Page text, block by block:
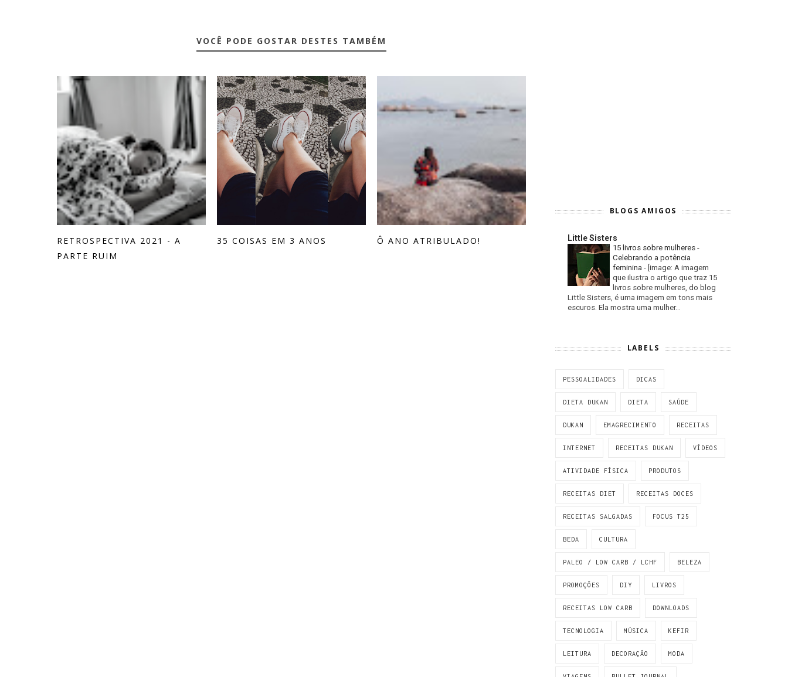
VOCÊ PODE GOSTAR DESTES TAMBÉM
RETROSPECTIVA 2021 - A
PARTE RUIM
35 COISAS EM 3 ANOS Ô ANO ATRIBULADO!
BLOGS AMIGOS
Little Sisters
15 livros sobre mulheres -
Celebrando a potência
feminina - [image: A imagem
que ilustra o artigo que traz 15
livros sobre mulheres, do blog
Little Sisters, é uma imagem em tons mais
escuros. Ela mostra uma mulher...
LABELS
PESSOALIDADES DICAS
DIETA DUKAN DIETA SAÚDE
DUKAN EMAGRECIMENTO RECEITAS
INTERNET RECEITAS DUKAN VÍDEOS
ATIVIDADE FÍSICA PRODUTOS
RECEITAS DIET RECEITAS DOCES
RECEITAS SALGADAS FOCUS T25
BEDA CULTURA
PALEO / LOW CARB / LCHF BELEZA
PROMOÇÕES DIY LIVROS
RECEITAS LOW CARB DOWNLOADS
TECNOLOGIA MÚSICA KEFIR
LEITURA DECORAÇÃO MODA